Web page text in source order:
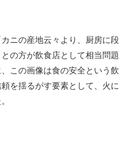
ニの産地云々より、厨房に段
の方が飲食店として相当問題
この画像は食の安全という飲
を揺るがす要素として、火に